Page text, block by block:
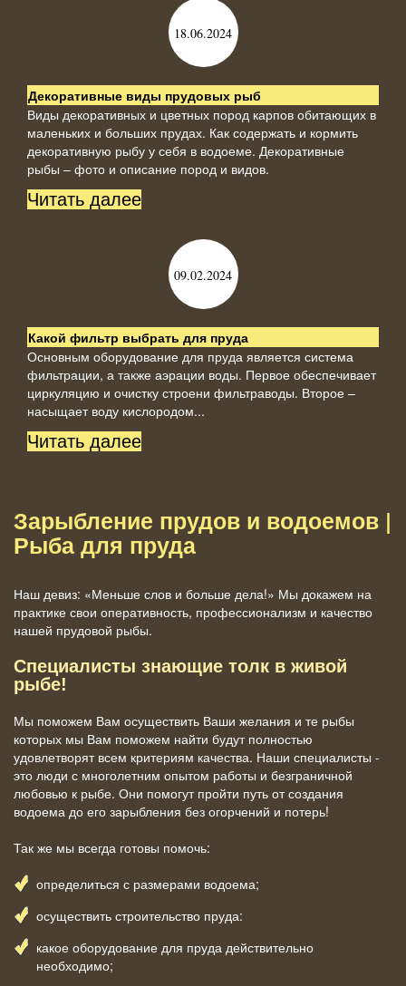
18.06.2024
Декоративные виды прудовых рыб
Виды декоративных и цветных пород карпов обитающих в
маленьких и больших прудах. Как содержать и кормить
декоративную рыбу у себя в водоеме. Декоративные
рыбы – фото и описание пород и видов.
Читать далее
09.02.2024
Какой фильтр выбрать для пруда
Основным оборудование для пруда является система
фильтрации, а также аэрации воды. Первое обеспечивает
циркуляцию и очистку строени фильтраводы. Второе –
насыщает воду кислородом...
Читать далее
Зарыбление прудов и водоемов |
Рыба для пруда
Наш девиз: «Меньше слов и больше дела!» Мы докажем на
практике свои оперативность, профессионализм и качество
нашей прудовой рыбы.
Специалисты знающие толк в живой
рыбе!
Мы поможем Вам осуществить Ваши желания и те рыбы
которых мы Вам поможем найти будут полностью
удовлетворят всем критериям качества. Наши специалисты -
это люди с многолетним опытом работы и безграничной
любовью к рыбе. Они помогут пройти путь от создания
водоема до его зарыбления без огорчений и потерь!
Так же мы всегда готовы помочь:
определиться с размерами водоема;
осуществить строительство пруда:
какое оборудование для пруда действительно
необходимо;